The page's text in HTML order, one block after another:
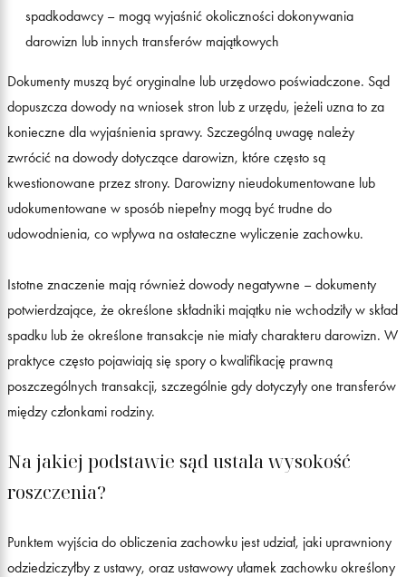
spadkodawcy – mogą wyjaśnić okoliczności dokonywania
darowizn lub innych transferów majątkowych
Dokumenty muszą być oryginalne lub urzędowo poświadczone. Sąd
dopuszcza dowody na wniosek stron lub z urzędu, jeżeli uzna to za
konieczne dla wyjaśnienia sprawy. Szczególną uwagę należy
zwrócić na dowody dotyczące darowizn, które często są
kwestionowane przez strony. Darowizny nieudokumentowane lub
udokumentowane w sposób niepełny mogą być trudne do
udowodnienia, co wpływa na ostateczne wyliczenie zachowku.
Istotne znaczenie mają również dowody negatywne – dokumenty
potwierdzające, że określone składniki majątku nie wchodziły w skład
spadku lub że określone transakcje nie miały charakteru darowizn. W
praktyce często pojawiają się spory o kwalifikację prawną
poszczególnych transakcji, szczególnie gdy dotyczyły one transferów
między członkami rodziny.
Na jakiej podstawie sąd ustala wysokość
roszczenia?
Punktem wyjścia do obliczenia zachowku jest udział, jaki uprawniony
odziedziczyłby z ustawy, oraz ustawowy ułamek zachowku określony